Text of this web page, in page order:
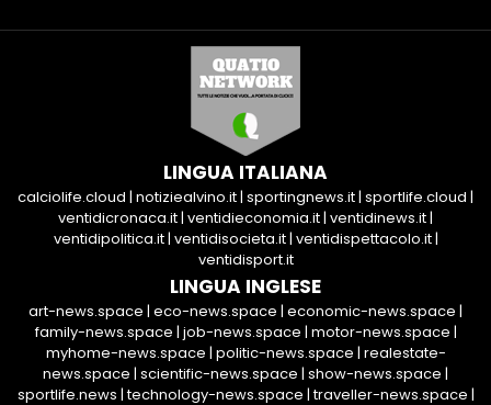
LINGUA ITALIANA
calciolife.cloud | notiziealvino.it| sportingnews.it| sportlife.cloud |
ventidicronaca.it| ventidieconomia.it| ventidinews.it|
ventidipolitica.it| ventidisocieta.it| ventidispettacolo.it|
ventidisport.it
LINGUA INGLESE
art-news.space | eco-news.space | economic-news.space |
family-news.space | job-news.space | motor-news.space |
myhome-news.space | politic-news.space | realestate-
news.space | scientific-news.space | show-news.space |
sportlife.news |technology-news.space |traveller-news.space |